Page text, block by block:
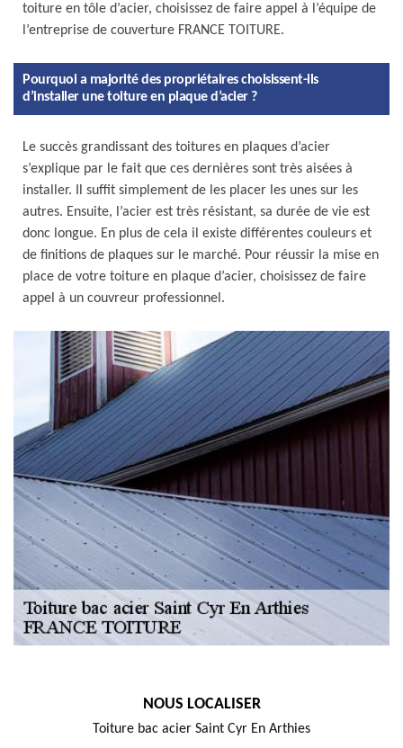
toiture en tôle d’acier, choisissez de faire appel à l’équipe de
l’entreprise de couverture FRANCE TOITURE.
Pourquoi a majorité des propriétaires choisissent-ils
d’installer une toiture en plaque d’acier ?
Le succès grandissant des toitures en plaques d’acier
s’explique par le fait que ces dernières sont très aisées à
installer. Il suffit simplement de les placer les unes sur les
autres. Ensuite, l’acier est très résistant, sa durée de vie est
donc longue. En plus de cela il existe différentes couleurs et
de finitions de plaques sur le marché. Pour réussir la mise en
place de votre toiture en plaque d’acier, choisissez de faire
appel à un couvreur professionnel.
NOUS LOCALISER
Toiture bac acier Saint Cyr En Arthies